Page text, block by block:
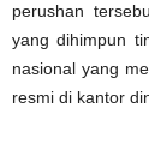
perushan
yang dihimpun
nasional yang
resmi di kantor